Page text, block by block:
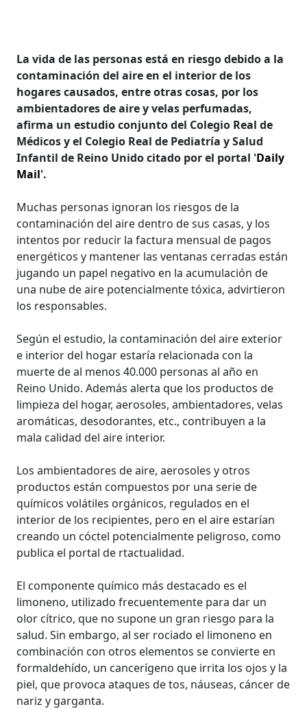
La vida de las personas está en riesgo debido a la
contaminación del aire en el interior de los
hogares causados, entre otras cosas, por los
ambientadores de aire y velas perfumadas,
afirma un estudio conjunto del Colegio Real de
Médicos y el Colegio Real de Pediatría y Salud
Infantil de Reino Unido citado por el portal 'Daily
Mail'.
Muchas personas ignoran los riesgos de la
contaminación del aire dentro de sus casas, y los
intentos por reducir la factura mensual de pagos
energéticos y mantener las ventanas cerradas están
jugando un papel negativo en la acumulación de
una nube de aire potencialmente tóxica, advirtieron
los responsables.
Según el estudio, la contaminación del aire exterior
e interior del hogar estaría relacionada con la
muerte de al menos 40.000 personas al año en
Reino Unido. Además alerta que los productos de
limpieza del hogar, aerosoles, ambientadores, velas
aromáticas, desodorantes, etc., contribuyen a la
mala calidad del aire interior.
Los ambientadores de aire, aerosoles y otros
productos están compuestos por una serie de
químicos volátiles orgánicos, regulados en el
interior de los recipientes, pero en el aire estarían
creando un cóctel potencialmente peligroso, como
publica el portal de rtactualidad.
El componente químico más destacado es el
limoneno, utilizado frecuentemente para dar un
olor cítrico, que no supone un gran riesgo para la
salud. Sin embargo, al ser rociado el limoneno en
combinación con otros elementos se convierte en
formaldehído, un cancerígeno que irrita los ojos y la
piel, que provoca ataques de tos, náuseas, cáncer de
nariz y garganta.